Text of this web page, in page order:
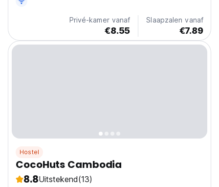
Privé-kamer vanaf
€8.55
Slaapzalen vanaf
€7.89
Hostel
CocoHuts Cambodia
8.8Uitstekend(13)